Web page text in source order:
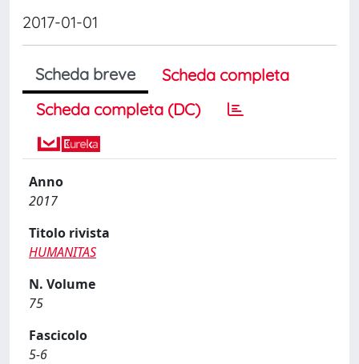
2017-01-01
Scheda breve
Scheda completa
Scheda completa (DC)
Anno
2017
Titolo rivista
HUMANITAS
N. Volume
75
Fascicolo
5-6